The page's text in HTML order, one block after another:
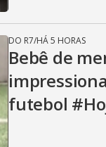
DO R7/HÁ 5 HORAS
Bebê de
futebol